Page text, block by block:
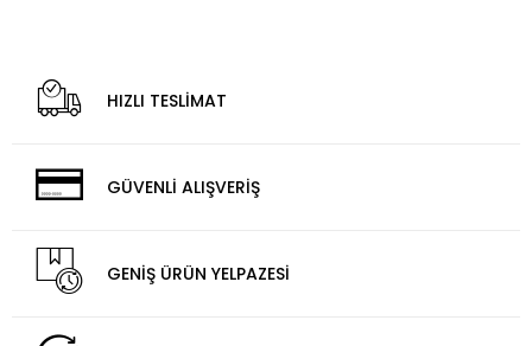
HIZLI TESLİMAT
GÜVENLİ ALIŞVERİŞ
GENİŞ ÜRÜN YELPAZESİ